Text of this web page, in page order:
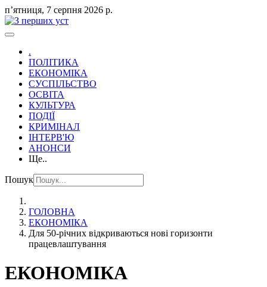
пʼятниця, 7 серпня 2026 р.
.
ПОЛІТИКА
ЕКОНОМІКА
СУСПІЛЬСТВО
ОСВІТА
КУЛЬТУРА
ПОДІЇ
КРИМІНАЛ
ІНТЕРВ'Ю
АНОНСИ
Ще..
Пошук
ГОЛОВНА
ЕКОНОМІКА
Для 50-річних відкриваються нові горизонти
працевлаштування
ЕКОНОМІКА